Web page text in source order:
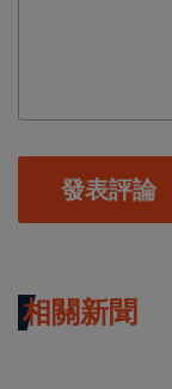
發表評論
相關新聞